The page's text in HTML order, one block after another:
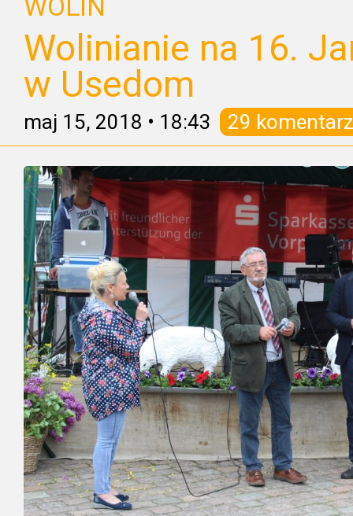
WOLIN
Wolinianie na 16.
w Usedom
maj 15, 2018 • 18:43 29